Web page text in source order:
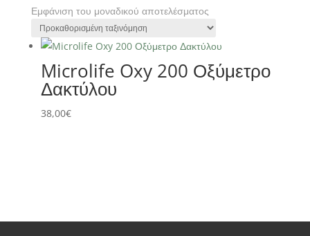
Εμφάνιση του μοναδικού αποτελέσματος
Microlife Oxy 200 Οξύμετρο
Δακτύλου
38,00€